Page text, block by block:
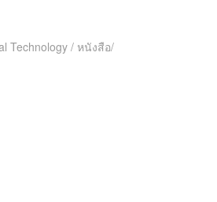
Technology / หนังสือ/